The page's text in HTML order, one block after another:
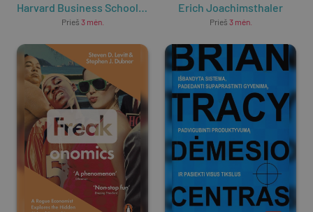
darbui
Harvard Business School Press
Prieš 3 mėn.
Erich Joachimsthaler
Prieš 3 mėn.